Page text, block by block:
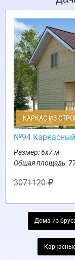
КАРКАС ИЗ
№94
Размер: 6х7 м
Общая площадь:
3071120
Дома из